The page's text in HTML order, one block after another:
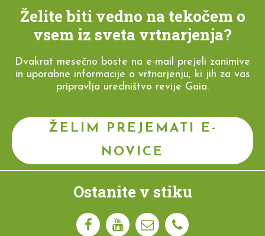
Želite biti vedno na tekočem o
vsem iz sveta vrtnarjenja?
Dvakrat mesečno boste na e-mail prejeli zanimive
in uporabne informacije o vrtnarjenju, ki jih za vas
pripravlja uredništvo revije Gaia.
ŽELIM PREJEMATI E-
NOVICE
Ostanite v stiku